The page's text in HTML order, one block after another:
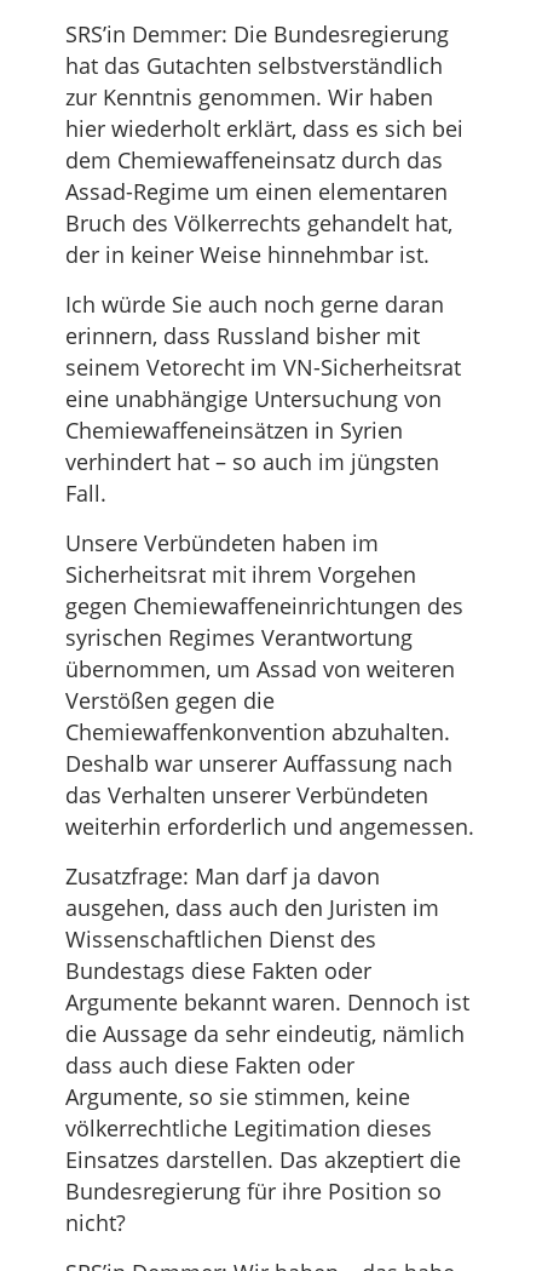
SRS’in Demmer: Die Bundesregierung
hat das Gutachten selbstverständlich
zur Kenntnis genommen. Wir haben
hier wiederholt erklärt, dass es sich bei
dem Chemiewaffeneinsatz durch das
Assad-Regime um einen elementaren
Bruch des Völkerrechts gehandelt hat,
der in keiner Weise hinnehmbar ist.
Ich würde Sie auch noch gerne daran
erinnern, dass Russland bisher mit
seinem Vetorecht im VN-Sicherheitsrat
eine unabhängige Untersuchung von
Chemiewaffeneinsätzen in Syrien
verhindert hat – so auch im jüngsten
Fall.
Unsere Verbündeten haben im
Sicherheitsrat mit ihrem Vorgehen
gegen Chemiewaffeneinrichtungen des
syrischen Regimes Verantwortung
übernommen, um Assad von weiteren
Verstößen gegen die
Chemiewaffenkonvention abzuhalten.
Deshalb war unserer Auffassung nach
das Verhalten unserer Verbündeten
weiterhin erforderlich und angemessen.
Zusatzfrage: Man darf ja davon
ausgehen, dass auch den Juristen im
Wissenschaftlichen Dienst des
Bundestags diese Fakten oder
Argumente bekannt waren. Dennoch ist
die Aussage da sehr eindeutig, nämlich
dass auch diese Fakten oder
Argumente, so sie stimmen, keine
völkerrechtliche Legitimation dieses
Einsatzes darstellen. Das akzeptiert die
Bundesregierung für ihre Position so
nicht?